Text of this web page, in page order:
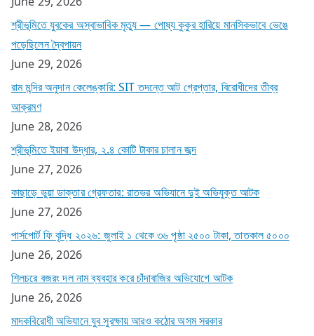
শ্রীভূমিতে যুবকের অস্বাভাবিক মৃত্যু — পোষ্য কুকুর হারিয়ে মানসিকভাবে ভেঙে
পড়েছিলেন দ্বৈপায়ন
June 29, 2026
রাম মন্দির অনুদান কেলেঙ্কারি: SIT তদন্তে আট গ্রেপ্তার, বিরোধীদের তীব্র
আক্রমণ
June 28, 2026
শ্রীভূমিতে ইয়াবা উদ্ধার, ২.৪ কোটি টাকার চালান জব্দ
June 27, 2026
কাছাড়ে ভুয়া ডাক্তার গ্রেফতার: রাতভর অভিযানে দুই অভিযুক্ত আটক
June 27, 2026
পার্সপোর্ট ফি বৃদ্ধি ২০২৬: জুলাই ১ থেকে ৩৬ পৃষ্ঠা ২৫০০ টাকা, তাতকাল ৫০০০
June 26, 2026
শিলচরে বজরং দল নাম ব্যবহার করে চাঁদাবাজির অভিযোগে আটক
June 26, 2026
মাদকবিরোধী অভিযানে যুব সুরক্ষায় আরও কঠোর অসম সরকার